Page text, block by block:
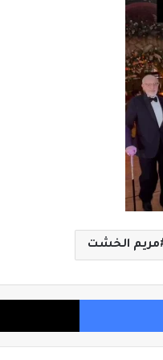
مريم الخشت
فيسبوك